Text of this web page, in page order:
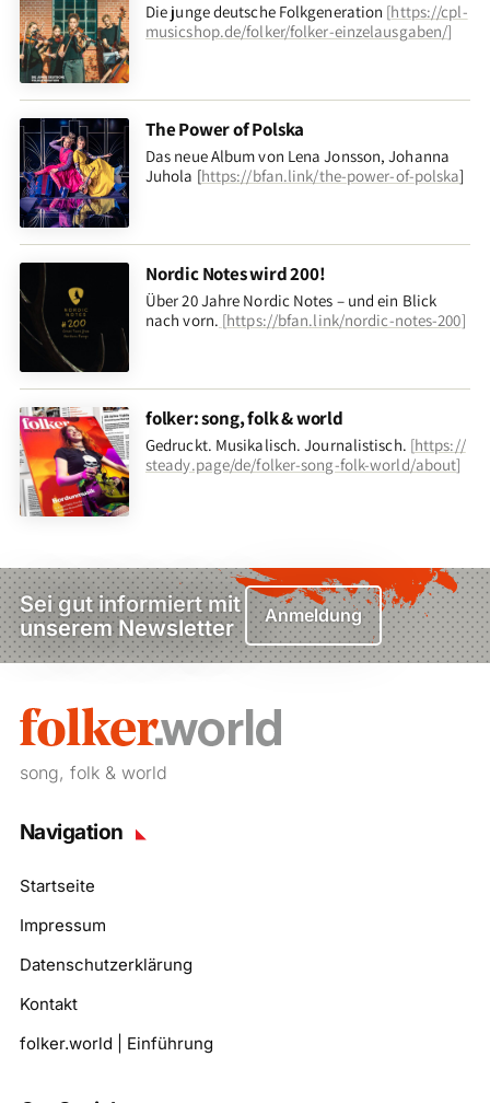
Die junge deutsche Folkgeneration [https://cpl-
musicshop.de/folker/folker-einzelausgaben/]
The Power of Polska
Das neue Album von Lena Jonsson, Johanna
Juhola [https://bfan.link/the-power-of-polska]
Nordic Notes wird 200!
Über 20 Jahre Nordic Notes – und ein Blick
nach vorn. [https://bfan.link/nordic-notes-200]
folker: song, folk & world
Gedruckt. Musikalisch. Journalistisch. [https://
steady.page/de/folker-song-folk-world/about]
Sei gut informiert mit
unserem Newsletter
Anmeldung
song, folk & world
Navigation
Startseite
Impressum
Datenschutzerklärung
Kontakt
folker.world | Einführung